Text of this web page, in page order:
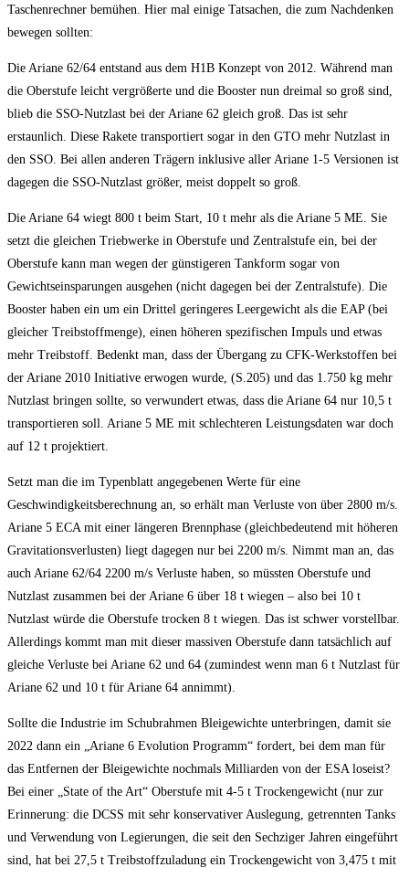
Taschenrechner bemühen. Hier mal einige Tatsachen, die zum Nachdenken
bewegen sollten:
Die Ariane 62/64 entstand aus dem H1B Konzept von 2012. Während man
die Oberstufe leicht vergrößerte und die Booster nun dreimal so groß sind,
blieb die SSO-Nutzlast bei der Ariane 62 gleich groß. Das ist sehr
erstaunlich. Diese Rakete transportiert sogar in den GTO mehr Nutzlast in
den SSO. Bei allen anderen Trägern inklusive aller Ariane 1-5 Versionen ist
dagegen die SSO-Nutzlast größer, meist doppelt so groß.
Die Ariane 64 wiegt 800 t beim Start, 10 t mehr als die Ariane 5 ME. Sie
setzt die gleichen Triebwerke in Oberstufe und Zentralstufe ein, bei der
Oberstufe kann man wegen der günstigeren Tankform sogar von
Gewichtseinsparungen ausgehen (nicht dagegen bei der Zentralstufe). Die
Booster haben ein um ein Drittel geringeres Leergewicht als die EAP (bei
gleicher Treibstoffmenge), einen höheren spezifischen Impuls und etwas
mehr Treibstoff. Bedenkt man, dass der Übergang zu CFK-Werkstoffen bei
der Ariane 2010 Initiative erwogen wurde, (S.205) und das 1.750 kg mehr
Nutzlast bringen sollte, so verwundert etwas, dass die Ariane 64 nur 10,5 t
transportieren soll. Ariane 5 ME mit schlechteren Leistungsdaten war doch
auf 12 t projektiert.
Setzt man die im Typenblatt angegebenen Werte für eine
Geschwindigkeitsberechnung an, so erhält man Verluste von über 2800 m/s.
Ariane 5 ECA mit einer längeren Brennphase (gleichbedeutend mit höheren
Gravitationsverlusten) liegt dagegen nur bei 2200 m/s. Nimmt man an, das
auch Ariane 62/64 2200 m/s Verluste haben, so müssten Oberstufe und
Nutzlast zusammen bei der Ariane 6 über 18 t wiegen – also bei 10 t
Nutzlast würde die Oberstufe trocken 8 t wiegen. Das ist schwer vorstellbar.
Allerdings kommt man mit dieser massiven Oberstufe dann tatsächlich auf
gleiche Verluste bei Ariane 62 und 64 (zumindest wenn man 6 t Nutzlast für
Ariane 62 und 10 t für Ariane 64 annimmt).
Sollte die Industrie im Schubrahmen Bleigewichte unterbringen, damit sie
2022 dann ein „Ariane 6 Evolution Programm“ fordert, bei dem man für
das Entfernen der Bleigewichte nochmals Milliarden von der ESA loseist?
Bei einer „State of the Art“ Oberstufe mit 4-5 t Trockengewicht (nur zur
Erinnerung: die DCSS mit sehr konservativer Auslegung, getrennten Tanks
und Verwendung von Legierungen, die seit den Sechziger Jahren eingeführt
sind, hat bei 27,5 t Treibstoffzuladung ein Trockengewicht von 3,475 t mit